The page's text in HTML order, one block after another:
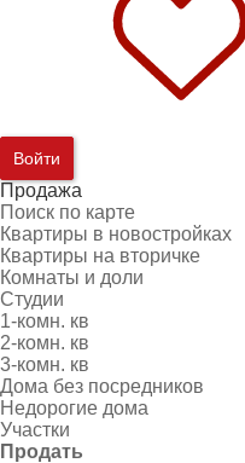
Войти
Продажа
Поиск по карте
Квартиры в новостройках
Квартиры на вторичке
Комнаты и доли
Студии
1-комн. кв
2-комн. кв
3-комн. кв
Дома без посредников
Недорогие дома
Участки
Продать